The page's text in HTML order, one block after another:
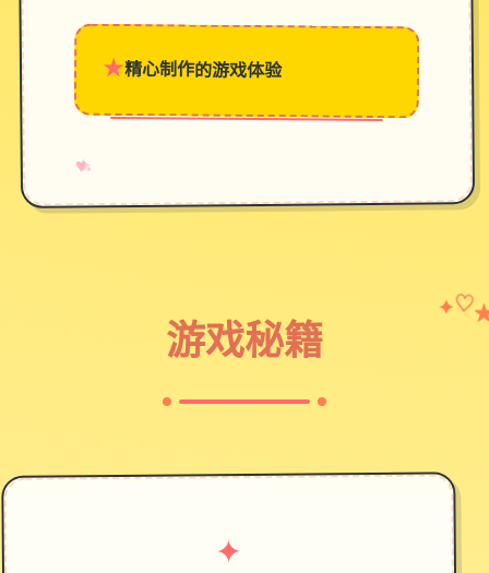
★精心制作的游戏体验
♥
✧
→
游戏秘籍
✦♡
✦